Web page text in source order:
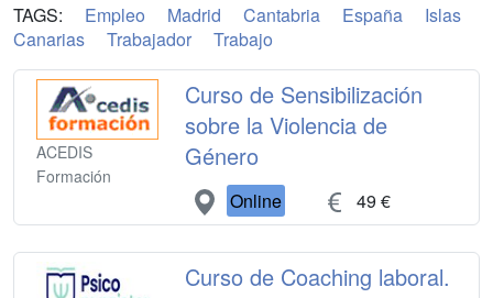
TAGS: Empleo Madrid Cantabria España
Islas
Canarias
Trabajador Trabajo
ACEDIS
Formación
Curso de Sensibilización
sobre la Violencia de
Género
Online 49 €
Curso de Coaching laboral.